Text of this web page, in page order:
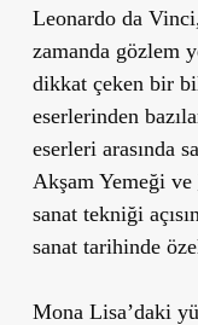
Leonardo da
zamanda gözlem
dikkat çeken bir
eserlerinden
eserleri arasında
Akşam Yemeği ve
sanat tekniği
sanat tarihinde
Mona Lisa’daki